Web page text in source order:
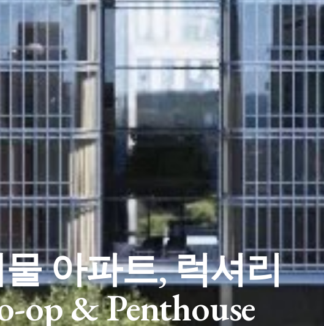
아파트, 럭셔리
op & Penthouse